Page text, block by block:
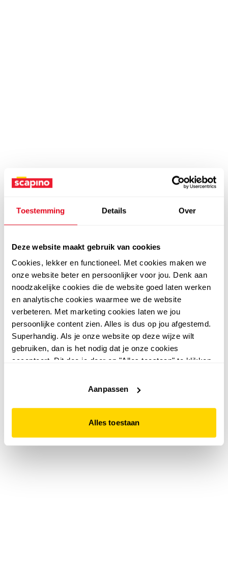
Toestemming Details Over
Deze website maakt gebruik van cookies
Cookies, lekker en functioneel. Met cookies maken we
onze website beter en persoonlijker voor jou. Denk aan
noodzakelijke cookies die de website goed laten werken
en analytische cookies waarmee we de website
verbeteren. Met marketing cookies laten we jou
persoonlijke content zien. Alles is dus op jou afgestemd.
Superhandig. Als je onze website op deze wijze wilt
gebruiken, dan is het nodig dat je onze cookies
accepteert. Dit doe je door op "Alles toestaan" te klikken.
website niet optimaal functioneert.
Aanpassen
Alles toestaan